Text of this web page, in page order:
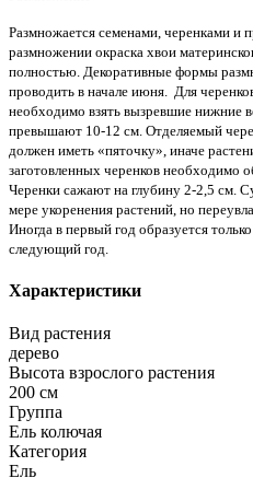
Размножается семенами, черенками и
размножении окраска хвои
полностью. Декоративные формы
проводить в начале июня. Для
необходимо взять вызревшие нижние
превышают 10-12 см. Отделяемый
должен иметь «пяточку», иначе
заготовленных черенков необходимо
Черенки сажают на глубину 2-2,5 см.
мере укоренения растений, но
Иногда в первый год образуется
следующий год.
Характеристики
Вид растения
дерево
Высота взрослого растения
200 см
Группа
Ель колючая
Категория
Ель